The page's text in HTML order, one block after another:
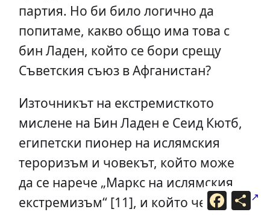
партия. Но би било логично да
попитаме, какво общо има това с
бин Ладен, който се бори срещу
Съветския съюз в Афганистан?
Източникът на екстремисткото
мислене на Бин Ладен е Сеид Кютб,
египетски пионер на ислямския
тероризъм и човекът, който може
да се нарече „Маркс на ислямския
екстремизъм“ [11], и който често е
F
a
С
п